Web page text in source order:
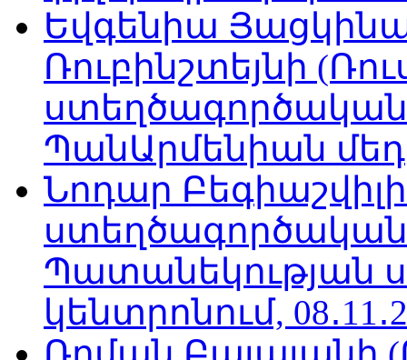
Եվգենիա
Ռուբինշտեյնի
ՊանԱրմենիան
Նոդար
Պատանեկության
կենտրոնում,